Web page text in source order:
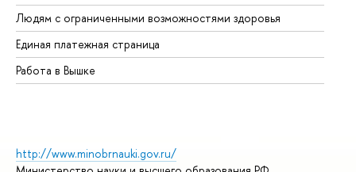
Людям с ограниченными возможностями здоровья
Единая платежная страница
Работа в Вышке
http://www.minobrnauki.gov.ru/